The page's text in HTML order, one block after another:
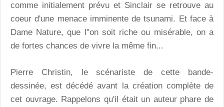
comme initialement prévu et Sinclair se retrouve au
coeur d'une menace imminente de tsunami. Et face à
Dame Nature, que l"on soit riche ou misérable, on a
de fortes chances de vivre la même fin...
Pierre Christin, le scénariste de cette bande-
dessinée, est décédé avant la création complète de
cet ouvrage. Rappelons qu'il était un auteur phare de